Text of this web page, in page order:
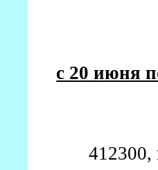
с 20 июня
412300,